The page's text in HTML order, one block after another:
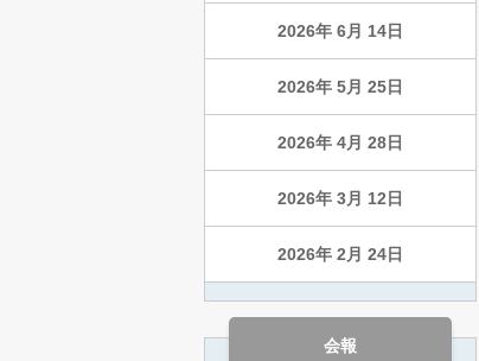
2026年 6月 14日
2026年 5月 25日
2026年 4月 28日
2026年 3月 12日
2026年 2月 24日
会報